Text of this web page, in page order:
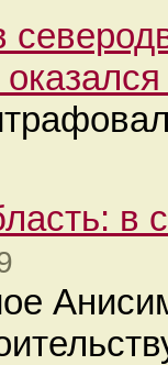
в